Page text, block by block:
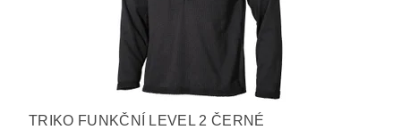
TRIKO FUNKČNÍ LEVEL 2 ČERNÉ